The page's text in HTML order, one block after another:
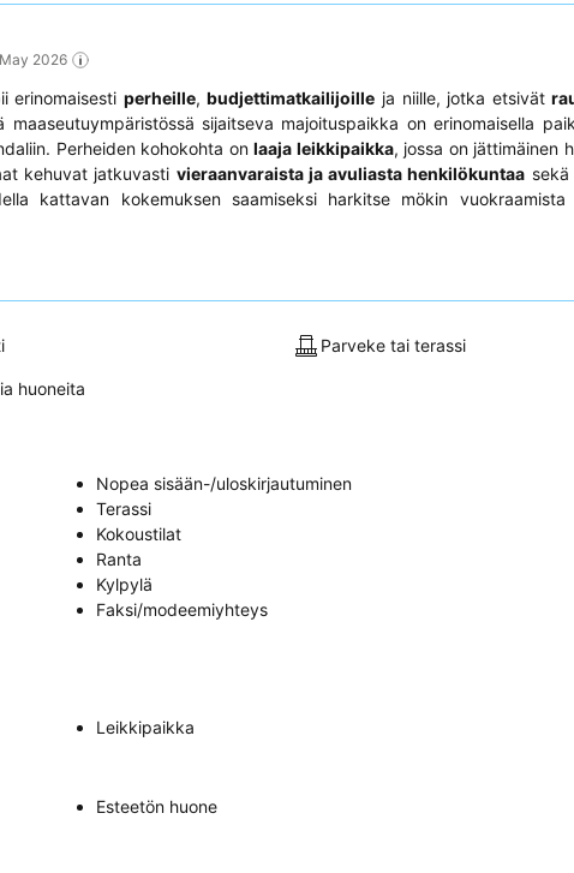
2026
erinomaisesti perheille,budjettimatkailijoille ja niille, jotka etsivät
sijaitseva majoituspaikka on erinomaisella
Perheiden kohokohta onlaaja leikkipaikka, jossa on jättimäinen
kehuvat jatkuvasti vieraanvaraista ja avuliasta henkilökuntaa sekä
kattavan kokemuksen saamiseksi harkitse mökin vuokraamista
Parveke tai terassi
huoneita
Nopea sisään-/uloskirjautuminen
Terassi
Kokoustilat
Ranta
Kylpylä
Faksi/modeemiyhteys
Leikkipaikka
Esteetön huone